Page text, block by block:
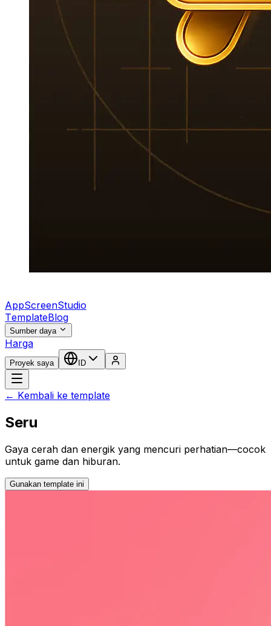
AppScreenStudio
TemplateBlog
Sumber daya
Harga
Proyek saya ID
← Kembali ke template
Seru
Gaya cerah dan energik yang mencuri perhatian—cocok
untuk game dan hiburan.
Gunakan template ini